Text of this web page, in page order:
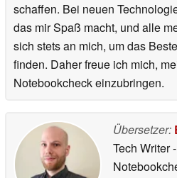
schaffen. Bei neuen
das mir Spaß macht, und alle
sich stets an mich, um das
finden. Daher freue ich mich,
Notebookcheck einzubringen.
Übersetzer:
Tech Writer